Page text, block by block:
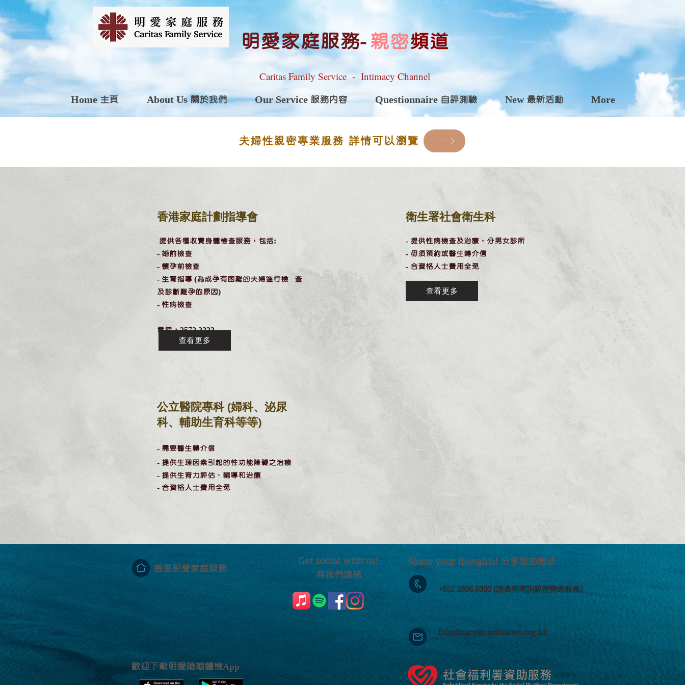
明愛家庭服務- 親密頻道
Caritas Family Service - Intimacy Channel
Home 主頁 About Us 關於我們 Our Service 服務內容 Questionnaire 自評測驗 New 最新活動 More
夫婦性親密專業服務 詳情可以瀏覽
香港家庭計劃指導會
提供各種收費身體檢查服務，包括:
- 婚前檢查
- 懷孕前檢查
- 生育指導 (為成孕有困難的夫婦進行檢 查
及診斷難孕的原因)
- 性病檢查
​電話：2572 2222
公立醫院專科 (婦科、泌尿
科、輔助生育科等等)
​- 需要醫生轉介信
- 提供生理因素引起的性功能障礙之治療
- 提供生育力評估、輔導和治療
- 合資格人士費用全免
衛生署社會衛生科
- 提供性病檢查及治療，分男女診所
- 毋須預約或醫生轉介信
- 合資格人士費用全免
查看更多
查看更多
香港明愛家庭服務
Get social with us!
​​與我們連結
Share your thoughts! 分享您的想法
​ +852 2896 0302 (請表明查詢親密頻道服務)
fsintimacy@caritassws.org.hk
歡迎下載明愛婚姻體檢App